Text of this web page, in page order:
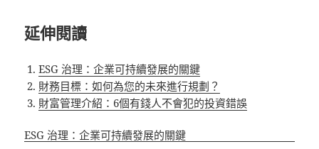
延伸閱讀
ESG 治理：企業可持續發展的關鍵
財務目標：如何為您的未來進行規劃？
財富管理介紹：6個有錢人不會犯的投資錯誤
ESG 治理：企業可持續發展的關鍵